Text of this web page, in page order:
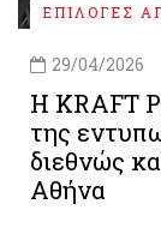
ΕΠΙΛΟΓΕΣ
29/04/2026
Η KRAFT
της
διεθνώς
Αθήνα